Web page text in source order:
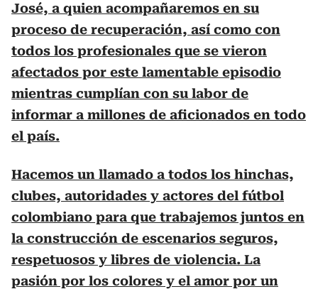
José, a quien acompañaremos en su
proceso de recuperación, así como con
todos los profesionales que se vieron
afectados por este lamentable episodio
mientras cumplían con su labor de
informar a millones de aficionados en todo
el país.
Hacemos un llamado a todos los hinchas,
clubes, autoridades y actores del fútbol
colombiano para que trabajemos juntos en
la construcción de escenarios seguros,
respetuosos y libres de violencia. La
pasión por los colores y el amor por un